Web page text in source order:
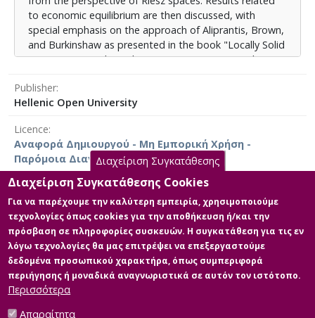
to economic equilibrium are then discussed, with
special emphasis on the approach of Aliprantis, Brown,
and Burkinshaw as presented in the book "Locally Solid
Riesz Spaces with Applications to Economics." This
Finally the securities market is examined, where the
discussion on the problem of portfolios risk hedging
problem, based on Riesz spaces and lattices theory.
Publisher
Hellenic Open University
Licence
Αναφορά Δημιουργού - Μη Εμπορική Χρήση -
Παρόμοια Διανομή 4.0 Διεθνές
Main Files
Full text
Description: Κύριο μέρος της
διπλωματικής_
Διαχείριση Συγκατάθεσης
Διαχείριση Συγκατάθεσης Cookies
Για να παρέχουμε την καλύτερη εμπειρία, χρησιμοποιούμε
τεχνολογίες όπως cookies για την αποθήκευση ή/και την
πρόσβαση σε πληροφορίες συσκευών. Η συγκατάθεση για τις εν
λόγω τεχνολογίες θα μας επιτρέψει να επεξεργαστούμε
δεδομένα προσωπικού χαρακτήρα, όπως συμπεριφορά
περιήγησης ή μοναδικά αναγνωριστικά σε αυτόν τον ιστότοπο.
Περισσότερα
Απαραίτητα